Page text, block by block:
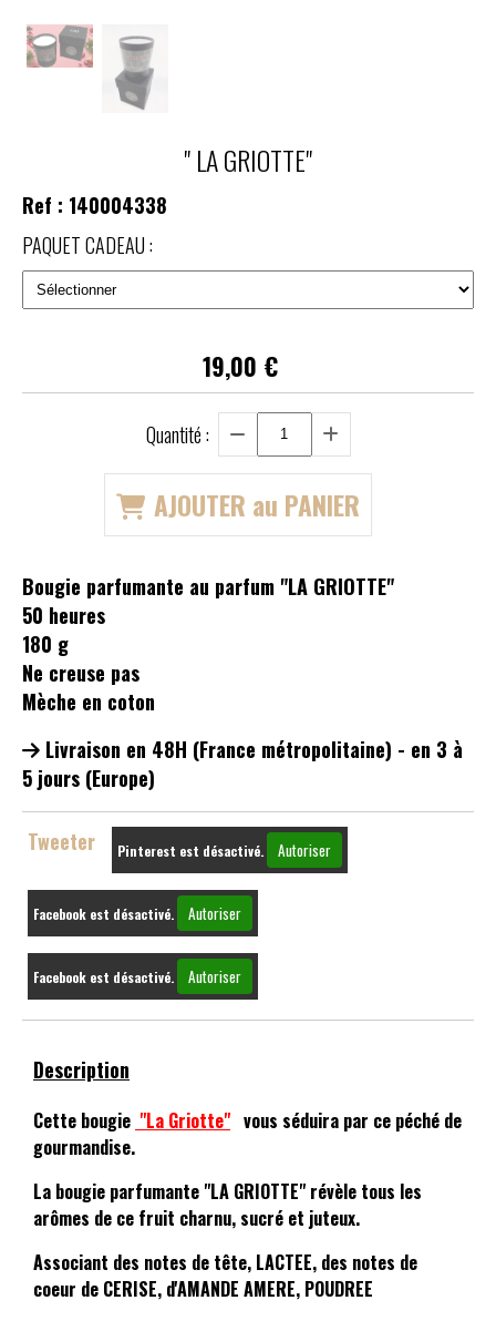
" LA GRIOTTE"
Ref : 140004338
PAQUET CADEAU :
19,00 €
Quantité :
AJOUTER au PANIER
Bougie parfumante au parfum "LA GRIOTTE"
50 heures
180 g
Ne creuse pas
Mèche en coton
Livraison en 48H (France métropolitaine) - en 3 à
5 jours (Europe)
Tweeter Pinterest est désactivé. Autoriser
Facebook est désactivé. Autoriser
Facebook est désactivé. Autoriser
Description
Cette bougie "La Griotte" vous séduira par ce péché de
gourmandise.
La bougie parfumante "LA GRIOTTE" révèle tous les
arômes de ce fruit charnu, sucré et juteux.
Associant des notes de tête, LACTEE, des notes de
coeur de CERISE, d'AMANDE AMERE, POUDREE